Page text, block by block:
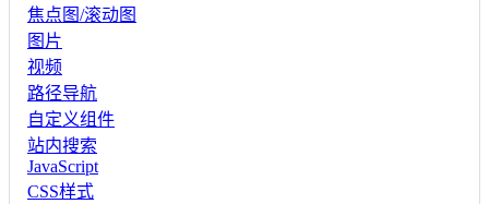
焦点图/滚动图
图片
视频
路径导航
自定义组件
站内搜索
JavaScript
CSS样式